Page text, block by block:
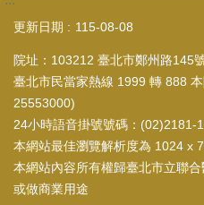
更新日期 115-08-08
院址：103212 臺北市鄭州路145
臺北市民當家熱線 1999 轉 888
25553000)
24小時語音掛號號碼：(02)2181-
本網站最佳瀏覽解析度為 1024 x
本網站內容所有權歸臺北市立聯
或做商業用途